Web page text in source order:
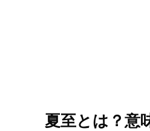
夏至とは？意